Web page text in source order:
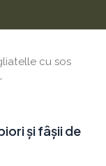
cu sos
și fâșii de